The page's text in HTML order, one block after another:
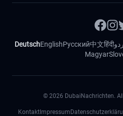
DeutschEnglishРусский中文हिंदी
Magyar
© 2026 DubaiNachrichten.
Kontakt Impressum